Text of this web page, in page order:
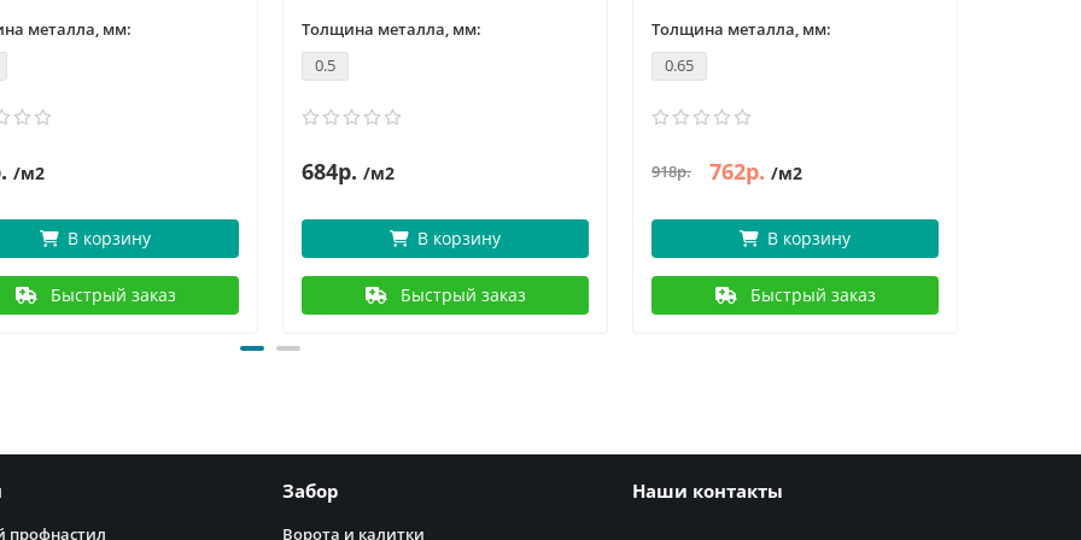
металла, мм:
/м2
В корзину
Быстрый заказ
Толщина металла, мм:
0.5
684р. /м2
В корзину
Быстрый заказ
Толщина металла, мм:
0.65
918р. 762р. /м2
В корзину
Быстрый заказ
профнастил
Забор
Ворота и калитки
Наши контакты